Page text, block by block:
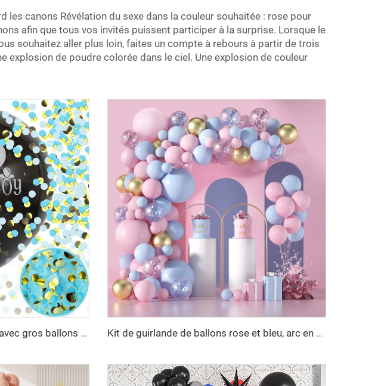
les canons Révélation du sexe dans la couleur souhaitée : rose pour
afin que tous vos invités puissent participer à la surprise. Lorsque le
souhaitez aller plus loin, faites un compte à rebours à partir de trois
explosion de poudre colorée dans le ciel. Une explosion de couleur
Ballon de révélation du sexe avec gros ballons noirs remplis de confettis en forme de cœur rose et bleu, pour garçon ou fille Kit de guirlande de ballons rose et bleu, arc en ballons avec confettis rose, bleu et or, décorations de ballons en latex pour révélation du sexe du bébé, fête prénatale